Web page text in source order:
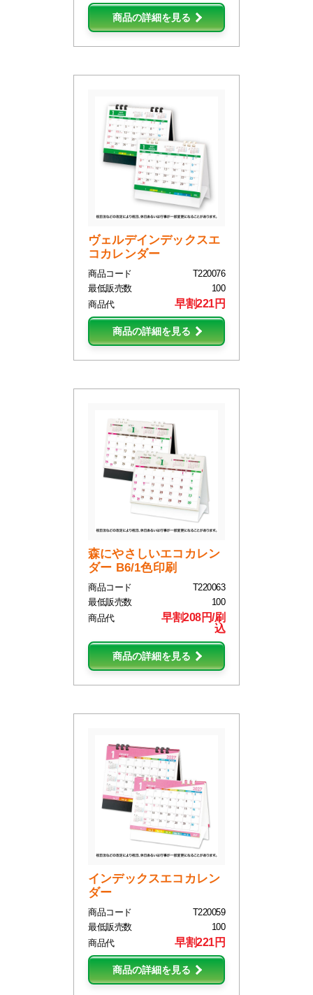
商品の詳細を見る
ヴェルデインデックスエ
コカレンダー
商品コード
T220076
最低販売数
100
商品代
早割221円
商品の詳細を見る
森にやさしいエコカレン
ダー B6/1色印刷
商品コード
T220063
最低販売数
100
商品代
早割208円/刷
込
商品の詳細を見る
インデックスエコカレン
ダー
商品コード
T220059
最低販売数
100
商品代
早割221円
商品の詳細を見る